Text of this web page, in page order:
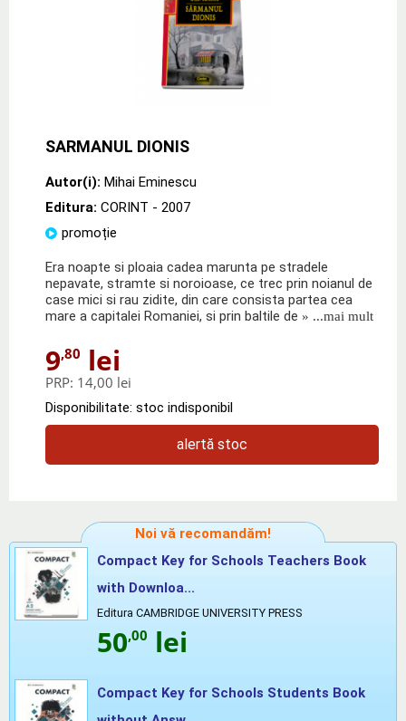
SARMANUL DIONIS
Autor(i): Mihai Eminescu
Editura: CORINT - 2007
promoție
Era noapte si ploaia cadea marunta pe stradele
nepavate, stramte si noroioase, ce trec prin noianul de
case mici si rau zidite, din care consista partea cea
mare a capitalei Romaniei, si prin baltile de » ...mai mult
9,80 lei
PRP: 14,00 lei
Disponibilitate: stoc indisponibil
alertă stoc
Noi vă recomandăm!
Compact Key for Schools Teachers Book
with Downloa...
Editura CAMBRIDGE UNIVERSITY PRESS
50,00 lei
Compact Key for Schools Students Book